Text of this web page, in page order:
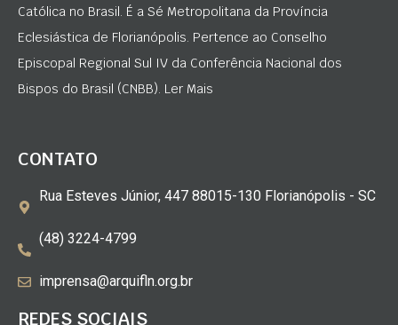
Católica no Brasil. É a Sé Metropolitana da Província
Eclesiástica de Florianópolis. Pertence ao Conselho
Episcopal Regional Sul IV da Conferência Nacional dos
Bispos do Brasil (CNBB). Ler Mais
CONTATO
Rua Esteves Júnior, 447 88015-130 Florianópolis - SC
(48) 3224-4799
imprensa@arquifln.org.br
REDES SOCIAIS